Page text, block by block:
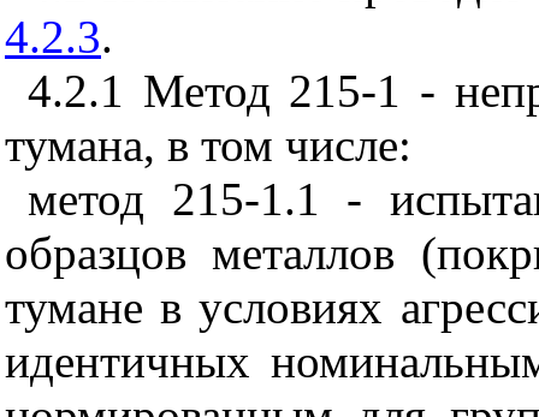
4.2.3.
4.2.1 Метод 215-1 -
тумана, в том числе:
метод 215-1.1 -
образцов металлов
тумане в условиях
идентичных